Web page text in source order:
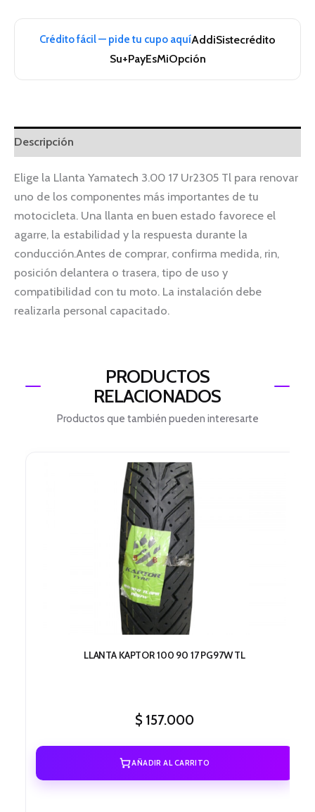
Crédito fácil — pide tu cupo aquíAddiSistecrédito
Su+PayEsMiOpción
Descripción
Elige la Llanta Yamatech 3.00 17 Ur2305 Tl para renovar
uno de los componentes más importantes de tu
motocicleta. Una llanta en buen estado favorece el
agarre, la estabilidad y la respuesta durante la
conducción.Antes de comprar, confirma medida, rin,
posición delantera o trasera, tipo de uso y
compatibilidad con tu moto. La instalación debe
realizarla personal capacitado.
PRODUCTOS
RELACIONADOS
Productos que también pueden interesarte
LLANTA KAPTOR 100 90 17 PG97W TL
$ 157.000
AÑADIR AL CARRITO